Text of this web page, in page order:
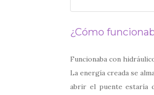
¿Cómo
Funcionaba con
La energía creada se
abrir el puente estaría